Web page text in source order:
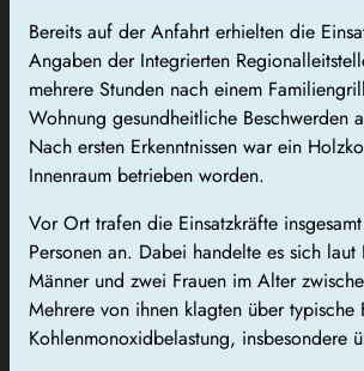
Bereits auf der Anfahrt erhielten die
Angaben der Integrierten
mehrere Stunden nach einem
Wohnung gesundheitliche Beschwerden
Nach ersten Erkenntnissen war ein
Innenraum betrieben worden.
Vor Ort trafen die Einsatzkräfte
Personen an. Dabei handelte es sich laut
Männer und zwei Frauen im Alter
Mehrere von ihnen klagten über typische
Kohlenmonoxidbelastung, insbesondere